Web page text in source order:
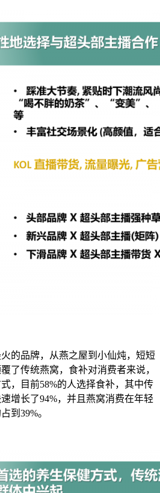
的品牌，从燕之屋到小仙炖，短短
了传统燕窝，食补对消费者来说，
，目前58%的人选择食补，其中传
增长了94%，并且燕窝消费在年轻
到39%。